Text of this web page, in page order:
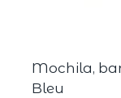
Mochila,
Bleu